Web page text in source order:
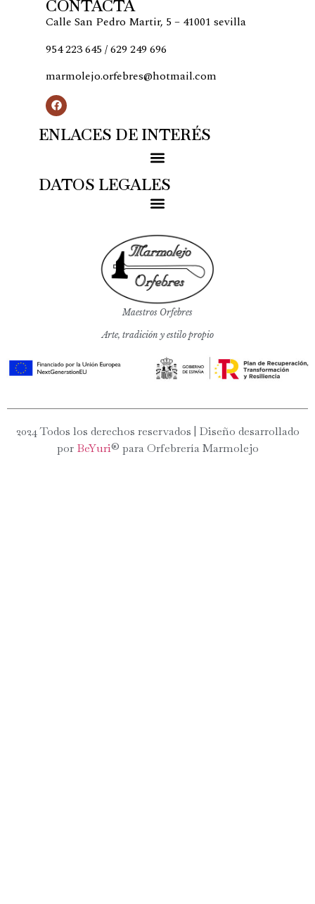
CONTACTA
Calle San Pedro Martir, 5 – 41001 sevilla
954 223 645 / 629 249 696
marmolejo.orfebres@hotmail.com
ENLACES DE INTERÉS
DATOS LEGALES
Maestros Orfebres
Arte, tradición y estilo propio
2024 Todos los derechos reservados | Diseño desarrollado
por BeYuri® para Orfebrería Marmolejo